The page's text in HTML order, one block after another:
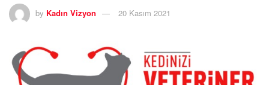
by Kadın Vizyon 20 Kasım 2021